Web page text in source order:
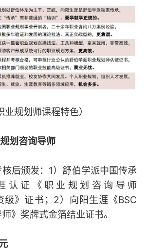
业规划师课程特色）
划咨询导师
后颁发：1）舒伯学派中国传承
认证《职业规划咨询导师
级》证书；2）向阳生涯《BSC
》奖牌式金箔结业证书。